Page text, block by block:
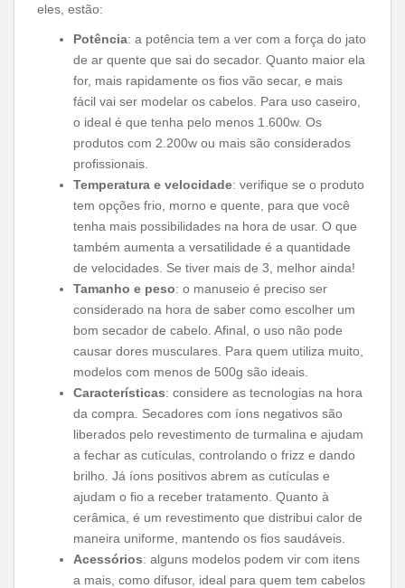
eles, estão:
Potência: a potência tem a ver com a força do jato
de ar quente que sai do secador. Quanto maior ela
for, mais rapidamente os fios vão secar, e mais
fácil vai ser modelar os cabelos. Para uso caseiro,
o ideal é que tenha pelo menos 1.600w. Os
produtos com 2.200w ou mais são considerados
profissionais.
Temperatura e velocidade: verifique se o produto
tem opções frio, morno e quente, para que você
tenha mais possibilidades na hora de usar. O que
também aumenta a versatilidade é a quantidade
de velocidades. Se tiver mais de 3, melhor ainda!
Tamanho e peso: o manuseio é preciso ser
considerado na hora de saber como escolher um
bom secador de cabelo. Afinal, o uso não pode
causar dores musculares. Para quem utiliza muito,
modelos com menos de 500g são ideais.
Características: considere as tecnologias na hora
da compra. Secadores com íons negativos são
liberados pelo revestimento de turmalina e ajudam
a fechar as cutículas, controlando o frizz e dando
brilho. Já íons positivos abrem as cutículas e
ajudam o fio a receber tratamento. Quanto à
cerâmica, é um revestimento que distribui calor de
maneira uniforme, mantendo os fios saudáveis.
Acessórios: alguns modelos podem vir com itens
a mais, como difusor, ideal para quem tem cabelos